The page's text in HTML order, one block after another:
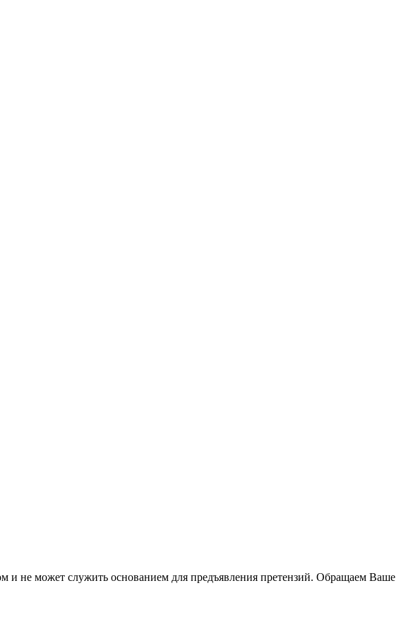
и не может служить основанием для предъявления претензий. Обращаем Ваше